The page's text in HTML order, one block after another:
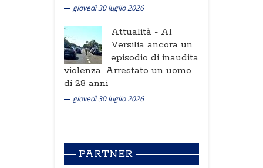
giovedì 30 luglio 2026
Attualità - Al
Versilia ancora un
episodio di inaudita
violenza. Arrestato un uomo
di 28 anni
giovedì 30 luglio 2026
PARTNER